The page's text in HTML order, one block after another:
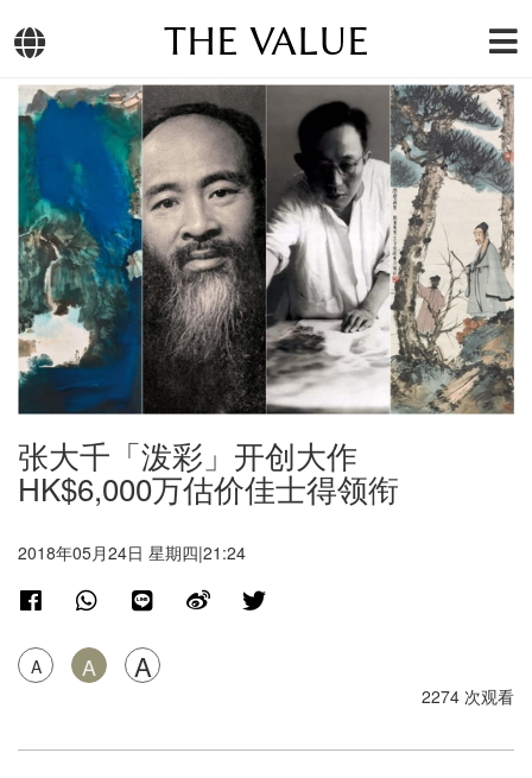
THE VALUE
张大千「泼彩」开创大作
HK$6,000万估价佳士得领衔
2018年05月24日 星期四|21:24
A A A
2274 次观看